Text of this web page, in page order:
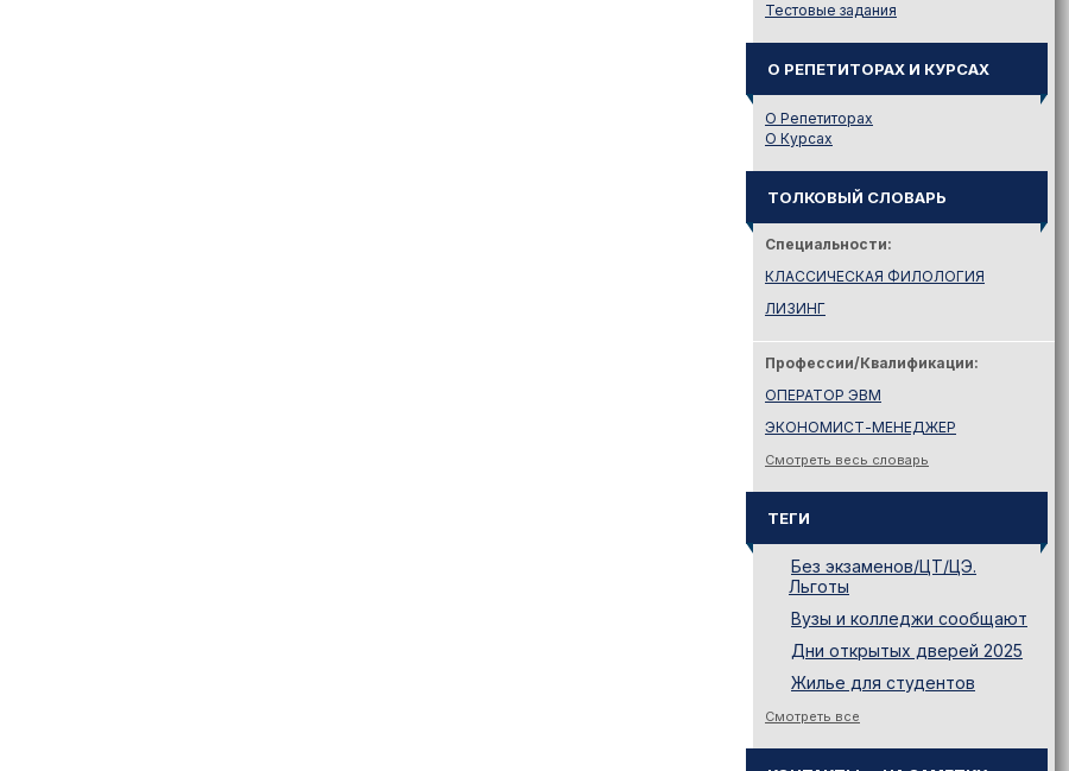
Тестовые задания
О РЕПЕТИТОРАХ И КУРСАХ
О Репетиторах
О Курсах
ТОЛКОВЫЙ СЛОВАРЬ
Специальности:
КЛАССИЧЕСКАЯ ФИЛОЛОГИЯ
ЛИЗИНГ
Профессии/Квалификации:
ОПЕРАТОР ЭВМ
ЭКОНОМИСТ-МЕНЕДЖЕР
Смотреть весь словарь
ТЕГИ
Без экзаменов/ЦТ/ЦЭ.
Льготы
Вузы и колледжи сообщают
Дни открытых дверей 2025
Жилье для студентов
Законодательство
Иностранному абитуриенту
Смотреть все